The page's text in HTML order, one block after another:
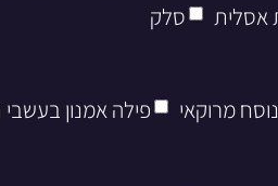
אסלית סלק
מרוקאי פילה אמנון בעשבי